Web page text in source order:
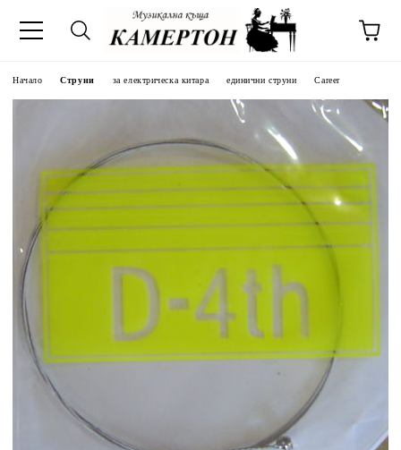
Начало Струни за електрическа китара единични струни Career